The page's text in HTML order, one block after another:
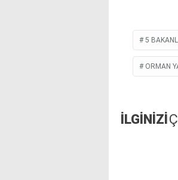
5
ORMAN
İLGİNİZİ